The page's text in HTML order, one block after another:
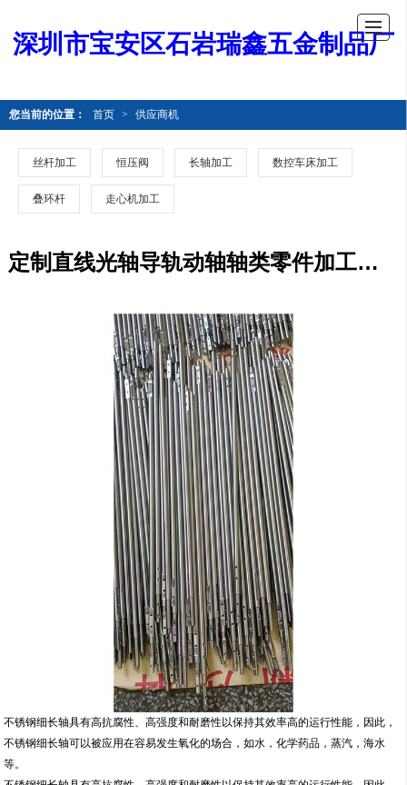
深圳市宝安区石岩瑞鑫五金制品厂
您当前的位置： 首页 > 供应商机
丝杆加工 恒压阀 长轴加工 数控车床加工
叠环杆 走心机加工
定制直线光轴导轨动轴轴类零件加工价格 走心机加工厂
不锈钢细长轴具有高抗腐性、高强度和耐磨性以保持其效率高的运行性能，因此，
不锈钢细长轴可以被应用在容易发生氧化的场合，如水，化学药品，蒸汽，海水
等。